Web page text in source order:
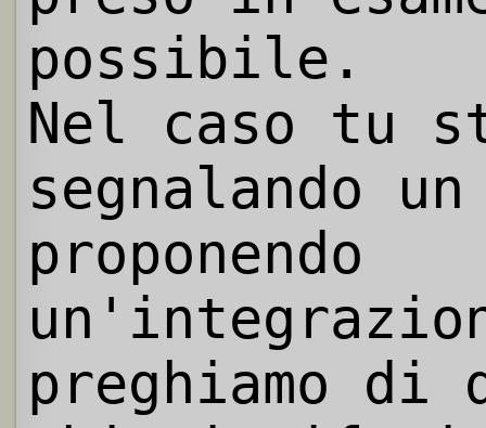
possibile.
Nel caso tu
segnalando
proponendo
preghiamo